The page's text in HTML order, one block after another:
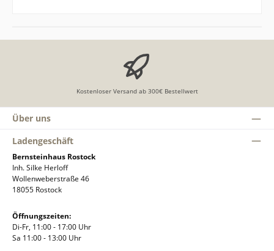
Kostenloser Versand ab 300€ Bestellwert
Über uns
Ladengeschäft
Bernsteinhaus Rostock
Inh. Silke Herloff
Wollenweberstraße 46
18055 Rostock
Öffnungszeiten:
Di-Fr, 11:00 - 17:00 Uhr
Sa 11:00 - 13:00 Uhr